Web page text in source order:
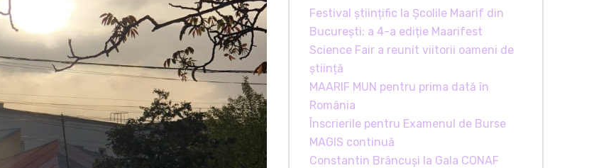
Festival științific la Școlile Maarif din
București: a 4-a ediție Maarifest
Science Fair a reunit viitorii oameni de
știință
MAARIF MUN pentru prima dată în
România
Înscrierile pentru Examenul de Burse
MAGIS continuă
Constantin Brâncuși la Gala CONAF